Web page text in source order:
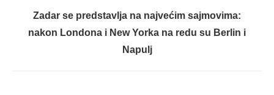
Next
post:
Zadar se predstavlja na najvećim sajmovima:
nakon Londona i New Yorka na redu su Berlin i
Napulj